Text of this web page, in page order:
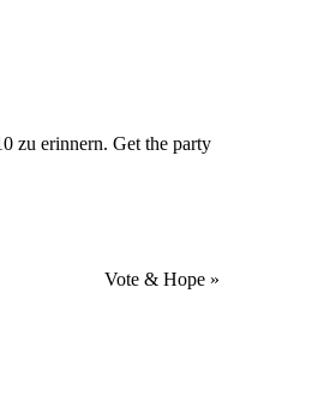
zu erinnern. Get the party
Vote & Hope »